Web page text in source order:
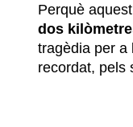
Perquè
dos
tragèdia per a
recordat, pels